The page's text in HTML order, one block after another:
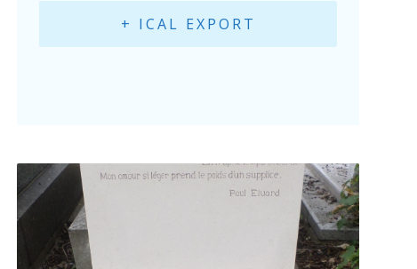
+ ICAL EXPORT